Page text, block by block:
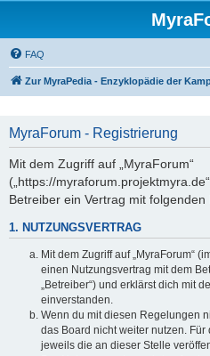
FAQ
Zur MyraPedia - Enzyklopädie der
MyraForum - Registrierung
Mit dem Zugriff auf „MyraForum“
(„https://
Betreiber ein Vertrag mit
1. NUTZUNGSVERTRAG
Mit dem Zugriff auf „MyraForum“
einen Nutzungsvertrag mit dem
„Betreiber“) und erklärst dich mit
einverstanden.
Wenn du mit diesen Regelungen
das Board nicht weiter nutzen.
jeweils die an dieser Stelle